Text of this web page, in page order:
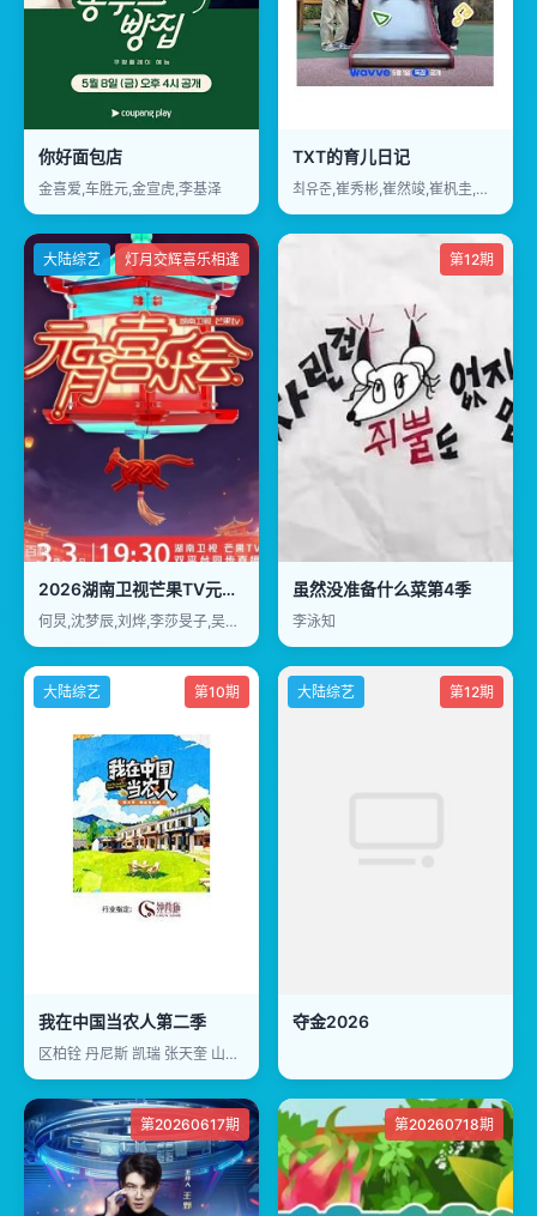
你好面包店
金喜爱,车胜元,金宣虎,李基泽
TXT的育儿日记
최유준,崔秀彬,崔然竣,崔杋圭,姜太显,休宁凯
大陆综艺 灯月交辉喜乐相逢
2026湖南卫视芒果TV元宵喜乐会
何炅,沈梦辰,刘烨,李莎旻子,吴泽林,张雅琪
第12期
虽然没准备什么菜第4季
李泳知
大陆综艺 第10期
我在中国当农人第二季
区柏铨 丹尼斯 凯瑞 张天奎 山姆 辛马丁
大陆综艺 第12期
夺金2026
第20260617期 第20260718期